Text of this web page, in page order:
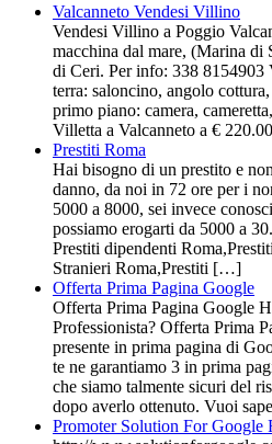
Valcanneto Vendesi Villino
Vendesi Villino a Poggio
macchina dal mare, (Marina
di Ceri. Per info: 338 8154903
terra: saloncino, angolo
primo piano: camera,
Villetta a Valcanneto a €
Prestiti Roma
Hai bisogno di un prestito e
danno, da noi in 72 ore per i
5000 a 8000, sei invece
possiamo erogarti da 5000 a
Prestiti dipendenti
Stranieri Roma,Prestiti […]
Offerta Prima Pagina Google
Offerta Prima Pagina Google
Professionista? Offerta Prima
presente in prima pagina di
te ne garantiamo 3 in prima
che siamo talmente sicuri del
dopo averlo ottenuto. Vuoi
Promoter Solution For Google